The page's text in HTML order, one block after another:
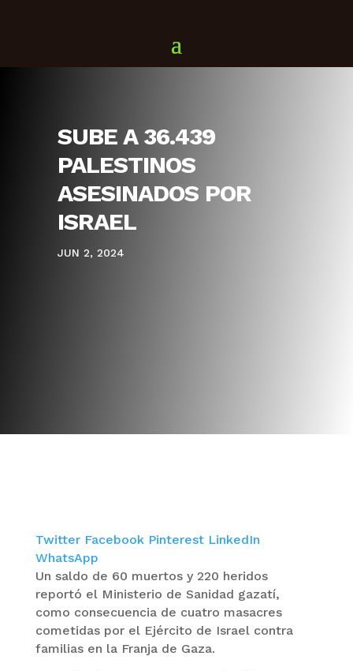
SUBE A 36.439
PALESTINOS
ASESINADOS POR
ISRAEL
JUN 2, 2024
Twitter Facebook Pinterest LinkedIn
WhatsApp
Un saldo de 60 muertos y 220 heridos
reportó el Ministerio de Sanidad gazatí,
como consecuencia de cuatro masacres
cometidas por el Ejército de Israel contra
familias en la Franja de Gaza.